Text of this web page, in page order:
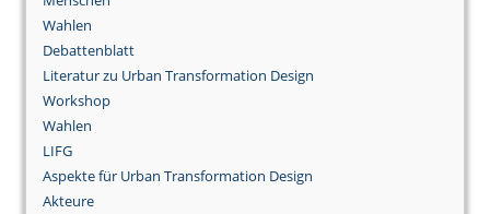
Wahlen
Debattenblatt
Literatur zu Urban Transformation Design
Workshop
Wahlen
LIFG
Aspekte für Urban Transformation Design
Akteure